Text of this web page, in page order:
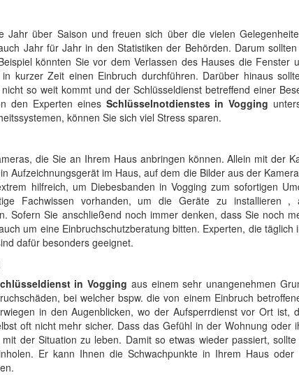
Jahr über Saison und freuen sich über die vielen
Jahr für Jahr in den Statistiken der Behörden. Darum
könnten Sie vor dem Verlassen des Hauses die Fenster
kurzer Zeit einen Einbruch durchführen. Darüber hinaus
so weit kommt und der Schlüsseldienst betreffend einer
den Experten eines Schlüsselnotdienstes in Vogging
können Sie sich viel Stress sparen.
die Sie an Ihrem Haus anbringen können. Allein mit der
Aufzeichnungsgerät im Haus, auf dem die Bilder aus der
hilfreich, um Diebesbanden in Vogging zum sofortigen
Fachwissen vorhanden, um die Geräte zu installieren
Sofern Sie anschließend noch immer denken, dass Sie noch
um eine Einbruchschutzberatung bitten. Experten, die täglich
dafür besonders geeignet.
in Vogging aus einem sehr unangenehmen
bei welcher bspw. die von einem Einbruch
in den Augenblicken, wo der Aufsperrdienst vor Ort ist,
oft nicht mehr sicher. Dass das Gefühl in der Wohnung oder
der Situation zu leben. Damit so etwas wieder passiert,
Er kann Ihnen die Schwachpunkte in Ihrem Haus